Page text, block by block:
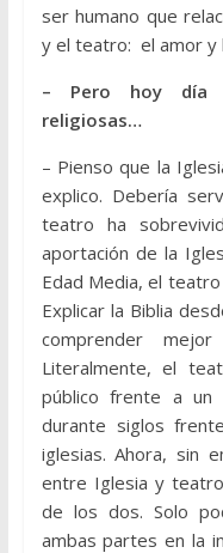
ser humano que
y el teatro: el amor y
– Pero hoy día
religiosas…
– Pienso que la
explico. Debería
teatro ha
aportación de la
Edad Media, el
Explicar la Biblia
comprender
Literalmente, el
público frente a un
durante siglos
iglesias. Ahora, sin
entre Iglesia y
de los dos. Solo
ambas partes en la